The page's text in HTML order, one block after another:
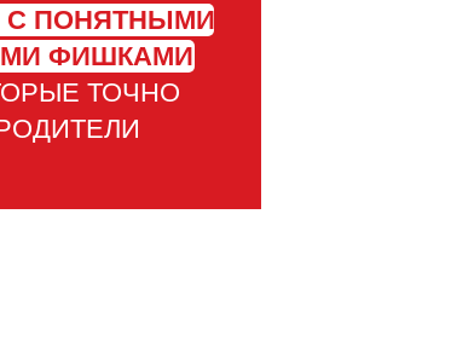
С ПОНЯТНЫМИ
ФИШКАМИ
ТОЧНО